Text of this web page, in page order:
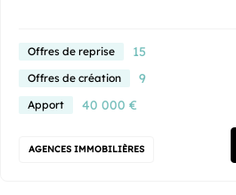
Offres de reprise 15
Offres de création 9
Apport 40 000 €
AGENCES IMMOBILIÈRES